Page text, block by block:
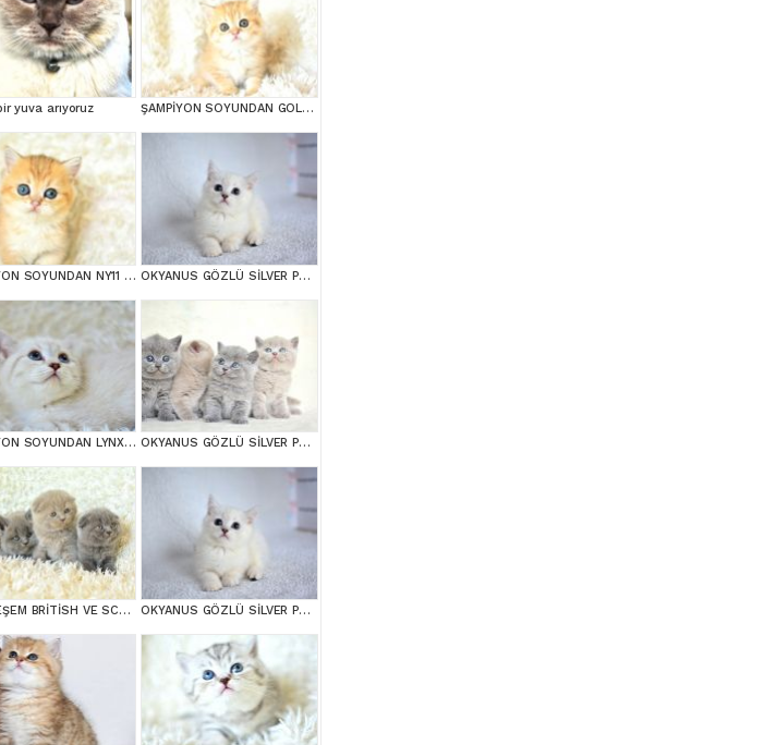
yuva arıyoruz ŞAMPİYON SOYUNDAN GOLDEN NY11 BRİTİSH SHORTHAİR YAVRUMUZ erkek
ŞAMPİYON SOYUNDAN NY11 GOLDEN BRİTİSH SHORTHAİR OKYANUS GÖZLÜ SİLVER POİNT BRİTİSH SHORTHAİR YAVRUMUZ
ŞAMPİYON SOYUNDAN LYNX BRİTİSH SHORTHAİR OKYANUS GÖZLÜ SİLVER POİNT BRİTİSH SHORTHAİR YAVRUMUZ
MUHTEŞEM BRİTİSH VE SCOTTİSH YAVRULAR OKYANUS GÖZLÜ SİLVER POİNT BRİTİSH SHORTHAİR YAVRUMUZ